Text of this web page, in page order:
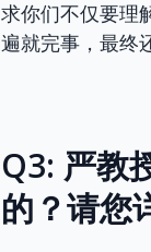
求你们不仅要理
遍就完事，最终
Q3: 严教
的？请您